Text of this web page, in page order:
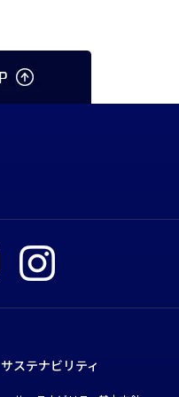
サステナビリティ